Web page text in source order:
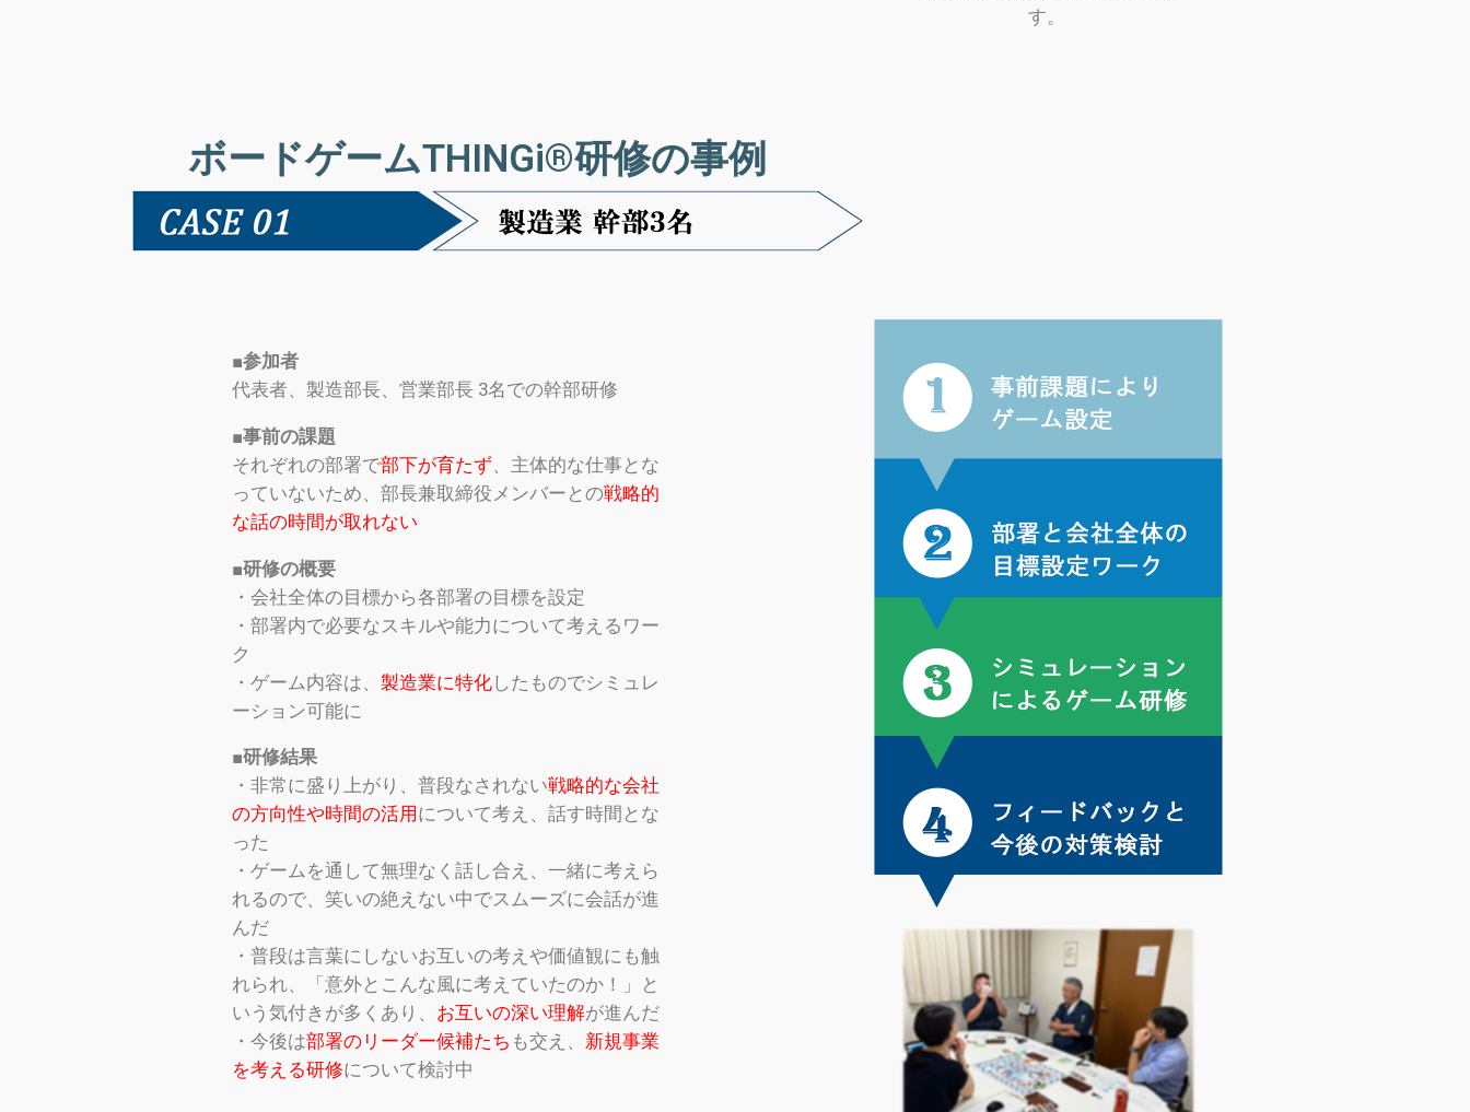
す。
ボードゲームTHINGi®研修の事例
■参加者
代表者、製造部長、営業部長 3名での幹部研修
■事前の課題
それぞれの部署で部下が育たず 、主体的な仕事とな
っていないため、部長兼取締役メンバーとの戦略的
な話の時間が取れない
■研修の概要
・会社全体の目標から各部署の目標を設定
・部署内で必要なスキルや能力について考えるワー
ク
・ゲーム内容は、 製造業に特化したものでシミュレ
ーション可能に
■研修結果
・非常に盛り上がり、普段なされない戦略的な会社
の方向性や時間の活用 について考え、話す時間とな
った
・ゲームを通して無理なく話し合え、一緒に考えら
れるので、笑いの絶えない中でスムーズに会話が進
んだ
・普段は言葉にしないお互いの考えや価値観にも触
れられ、「意外とこんな風に考えていたのか！」と
いう気付きが多くあり、 お互いの深い理解が進んだ
・今後は部署のリーダー候補たち も交え、 新規事業
を考える研修について検討中